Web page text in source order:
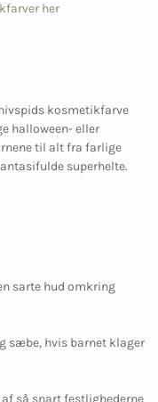
her
kosmetikfarve
halloween- eller
til alt fra farlige
superhelte.
sarte hud omkring
sæbe, hvis barnet klager
så snart festlighederne